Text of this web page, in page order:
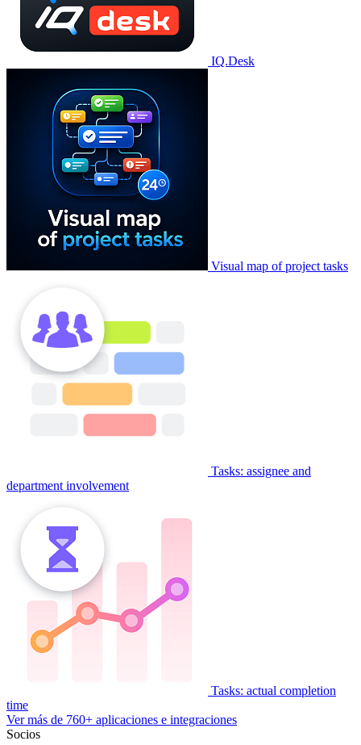
IQ.Desk
Visual map of project tasks
Tasks: assignee and
department involvement
Tasks: actual completion
time
Ver más de 760+ aplicaciones e integraciones
Socios